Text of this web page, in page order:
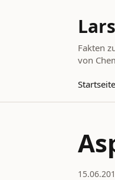
Fakten
von
Startseite